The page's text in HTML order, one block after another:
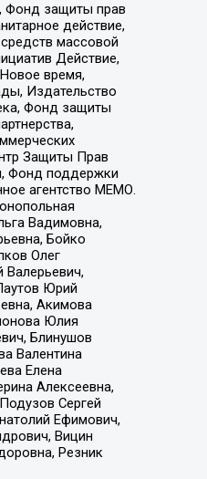
Фонд защиты прав
действие,
массовой
Действие,
время,
Издательство
Фонд защиты
Защиты Прав
Фонд поддержки
агентство МЕМО.
Вадимовна,
Бойко
Олег
Юрий
Акимова
Юлия
Блинушов
Валентина
Елена
Алексеевна,
Сергей
Ефимович,
Вицин
Резник